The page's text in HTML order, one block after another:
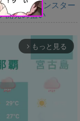
狩る。「モンスター
開発の狙い
arrow_forward_ios もっと見る